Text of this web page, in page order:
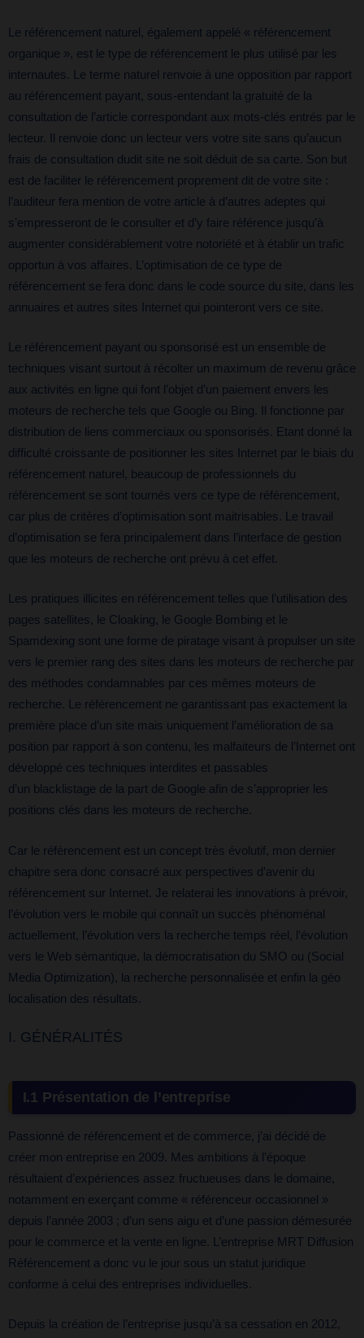
Le référencement naturel, également appelé « référencement
organique », est le type de référencement le plus utilisé par les
internautes. Le terme naturel renvoie à une opposition par rapport
au référencement payant, sous-entendant la gratuité de la
consultation de l’article correspondant aux mots-clés entrés par le
lecteur. Il renvoie donc un lecteur vers votre site sans qu’aucun
frais de consultation dudit site ne soit déduit de sa carte. Son but
est de faciliter le référencement proprement dit de votre site :
l’auditeur fera mention de votre article à d’autres adeptes qui
s’empresseront de le consulter et d’y faire référence jusqu’à
augmenter considérablement votre notoriété et à établir un trafic
opportun à vos affaires. L’optimisation de ce type de
référencement se fera donc dans le code source du site, dans les
annuaires et autres sites Internet qui pointeront vers ce site.
Le référencement payant ou sponsorisé est un ensemble de
techniques visant surtout à récolter un maximum de revenu grâce
aux activités en ligne qui font l’objet d’un paiement envers les
moteurs de recherche tels que Google ou Bing. Il fonctionne par
distribution de liens commerciaux ou sponsorisés. Etant donné la
difficulté croissante de positionner les sites Internet par le biais du
référencement naturel, beaucoup de professionnels du
référencement se sont tournés vers ce type de référencement,
car plus de critères d’optimisation sont maitrisables. Le travail
d’optimisation se fera principalement dans l’interface de gestion
que les moteurs de recherche ont prévu à cet effet.
Les pratiques illicites en référencement telles que l’utilisation des
pages satellites, le Cloaking, le Google Bombing et le
Spamdexing sont une forme de piratage visant à propulser un site
vers le premier rang des sites dans les moteurs de recherche par
des méthodes condamnables par ces mêmes moteurs de
recherche. Le référencement ne garantissant pas exactement la
première place d’un site mais uniquement l’amélioration de sa
position par rapport à son contenu, les malfaiteurs de l’Internet ont
développé ces techniques interdites et passables
d’un blacklistage de la part de Google afin de s’approprier les
positions clés dans les moteurs de recherche.
Car le référencement est un concept très évolutif, mon dernier
chapitre sera donc consacré aux perspectives d’avenir du
référencement sur Internet. Je relaterai les innovations à prévoir,
l’évolution vers le mobile qui connaît un succès phénoménal
actuellement, l’évolution vers la recherche temps réel, l’évolution
vers le Web sémantique, la démocratisation du SMO ou (Social
Media Optimization), la recherche personnalisée et enfin la géo
localisation des résultats.
I. GÉNÉRALITÉS
I.1 Présentation de l’entreprise
Passionné de référencement et de commerce, j’ai décidé de
créer mon entreprise en 2009. Mes ambitions à l’époque
résultaient d’expériences assez fructueuses dans le domaine,
notamment en exerçant comme « référenceur occasionnel »
depuis l’année 2003 ; d’un sens aigu et d’une passion démesurée
pour le commerce et la vente en ligne. L’entreprise MRT Diffusion
Référencement a donc vu le jour sous un statut juridique
conforme à celui des entreprises individuelles.
Depuis la création de l’entreprise jusqu’à sa cessation en 2012,